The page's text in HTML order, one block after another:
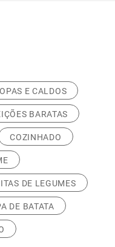
E CALDOS
BARATAS
COZINHADO
DE LEGUMES
DE BATATA